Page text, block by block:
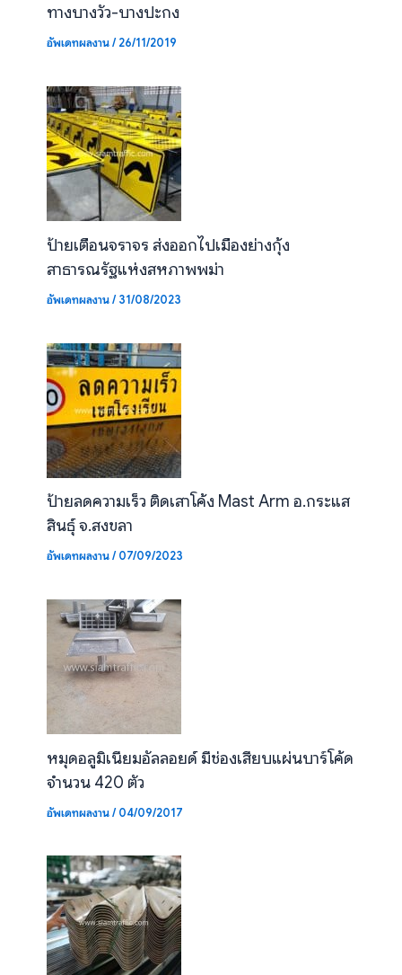
ทางบางวัว-บางปะกง
อัพเดทผลงาน/26/11/2019
ป้ายเตือนจราจร ส่งออกไปเมืองย่างกุ้ง
สาธารณรัฐแห่งสหภาพพม่า
อัพเดทผลงาน/31/08/2023
ป้ายลดความเร็ว ติดเสาโค้ง Mast Arm อ.กระแส
สินธุ์ จ.สงขลา
อัพเดทผลงาน/07/09/2023
หมุดอลูมิเนียมอัลลอยด์ มีช่องเสียบแผ่นบาร์โค้ด
จำนวน 420 ตัว
อัพเดทผลงาน/04/09/2017